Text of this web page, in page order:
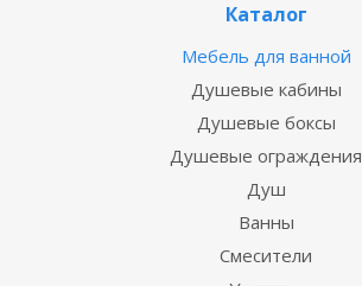
Каталог
Мебель для ванной
Душевые кабины
Душевые боксы
Душевые ограждения
Душ
Ванны
Смесители